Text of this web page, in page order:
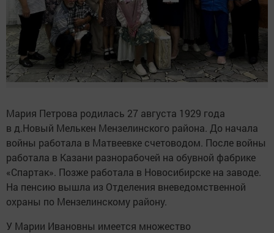
Мария Петрова родилась 27 августа 1929 года
в д.Новый Мелькен Мензелинского района. До начала
войны работала в Матвеевке счетоводом. После войны
работала в Казани разнорабочей на обувной фабрике
«Спартак». Позже работала в Новосибирске на заводе.
На пенсию вышла из Отделения вневедомственной
охраны по Мензелинскому району.
У Марии Ивановны имеется множество